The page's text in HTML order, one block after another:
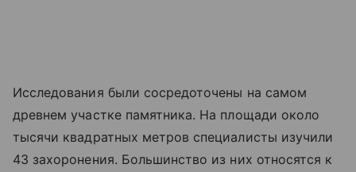
Исследования были сосредоточены на самом
древнем участке памятника. На площади около
тысячи квадратных метров специалисты изучили
43 захоронения. Большинство из них относятся к